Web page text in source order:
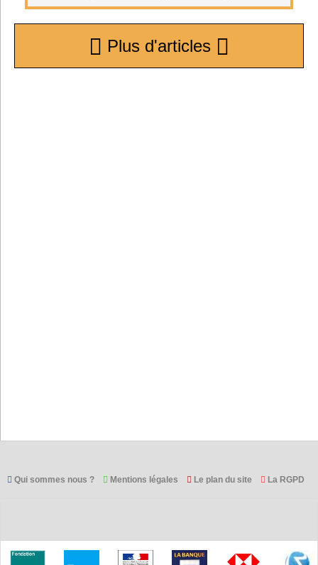
Plus d'articles
Qui sommes nous ? Mentions légales Le plan du site La RGPD